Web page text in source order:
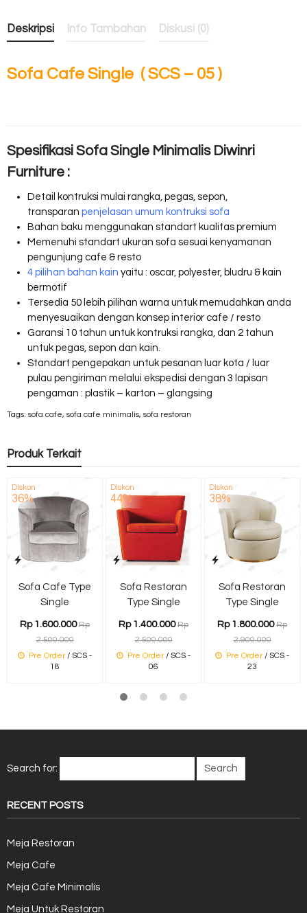
Deskripsi Info Tambahan Diskusi (0)
Sofa Cafe Single ( SCS – 05 )
Spesifikasi Sofa Single Minimalis Diwinri
Furniture :
Detail kontruksi mulai rangka, pegas, sepon,
transparan penjelasan umum kontruksi sofa
Bahan baku menggunakan standart kualitas premium
Memenuhi standart ukuran sofa sesuai kenyamanan
pengunjung cafe & resto
4 pilihan bahan kain yaitu : oscar, polyester, bludru & kain
bermotif
Tersedia 50 lebih pilihan warna untuk memudahkan anda
menyesuaikan dengan konsep interior cafe / resto
Garansi 10 tahun untuk kontruksi rangka, dan 2 tahun
untuk pegas, sepon dan kain.
Standart pengepakan untuk pesanan luar kota / luar
pulau pengiriman melalui ekspedisi dengan 3 lapisan
pengaman : plastik – karton – glangsing
Tags: sofa cafe, sofa cafe minimalis, sofa restoran
Produk Terkait
Diskon
36%
Sofa Cafe Type
Single
Rp 1.600.000 Rp
2.500.000
Pre Order/ SCS -
18
Diskon
44%
Sofa Restoran
Type Single
Rp 1.400.000 Rp
2.500.000
Pre Order/ SCS -
06
Diskon
38%
Sofa Restoran
Type Single
Rp 1.800.000 Rp
2.900.000
Pre Order/ SCS -
23
Search for:
RECENT POSTS
Meja Restoran
Meja Cafe
Meja Cafe Minimalis
Meja Untuk Restoran